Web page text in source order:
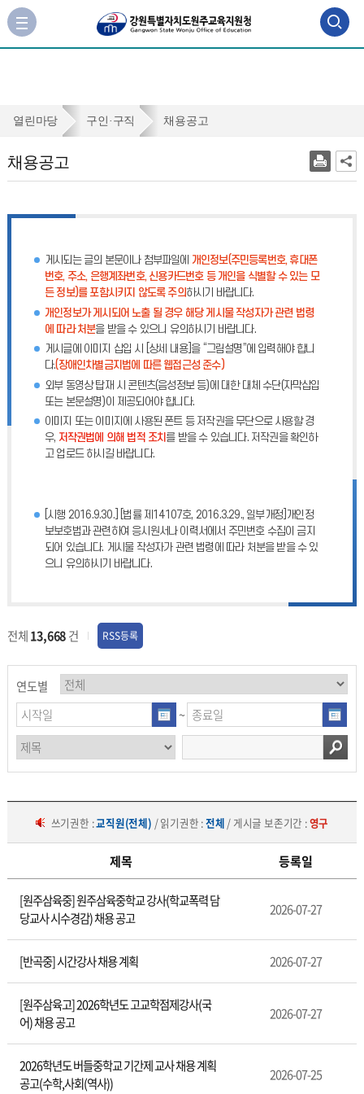
검
색
기
사
이
가
채
공
열린마당 구인·구직 채용공고
채용공고
게시되는 글의 본문이나 첨부파일에 개인정보(주민등록번호, 휴대폰
번호, 주소, 은행계좌번호, 신용카드번호 등 개인을 식별할 수 있는 모
든 정보)를 포함시키지 않도록 주의하시기 바랍니다.
개인정보가 게시되어 노출 될 경우 해당 게시물 작성자가 관련 법령
에 따라 처분을 받을 수 있으니 유의하시기 바랍니다.
게시글에 이미지 삽입 시 [상세 내용]을 “그림설명”에 입력해야 합니
다.(장애인차별금지법에 따른 웹접근성 준수)
외부 동영상 탑재 시 콘텐츠(음성정보 등)에 대한 대체 수단(자막삽입
또는 본문설명)이 제공되어야 합니다.
이미지 또는 이미지에 사용된 폰트 등 저작권을 무단으로 사용할 경
우, 저작권법에 의해 법적 조치 를 받을 수 있습니다. 저작권을 확인하
고 업로드 하시길 바랍니다.
[시행 2016.9.30.] [법률 제14107호, 2016.3.29., 일부개정]개인정
보보호법과 관련하여 응시원서나 이력서에서 주민번호 수집이 금지
되어 있습니다. 게시물 작성자가 관련 법령에 따라 처분을 받을 수 있
으니 유의하시기 바랍니다.
전체13,668건 RSS등록
연도별
~
쓰기권한 :교직원(전체) / 읽기권한 :전체 / 게시글 보존기간 :영구
고
제목 등록일
[원주삼육중] 원주삼육중학교 강사(학교폭력 담
당교사 시수경감) 채용 공고
2026-07-27
[반곡중] 시간강사 채용 계획 2026-07-27
[원주삼육고] 2026학년도 고교학점제강사(국
어) 채용 공고
2026-07-27
2026학년도 버들중학교 기간제 교사 채용 계획
공고(수학,사회(역사))
2026-07-25